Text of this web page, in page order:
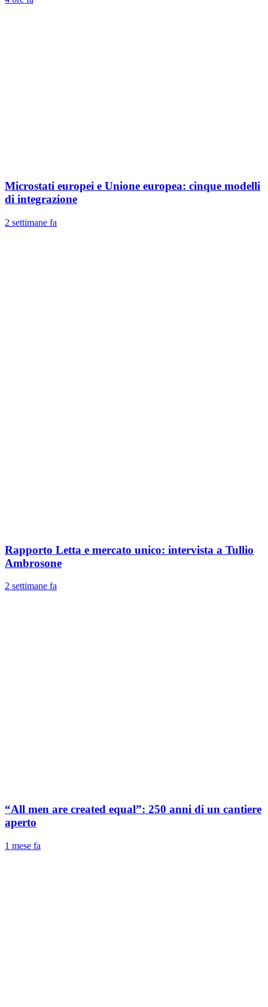
Microstati europei e Unione europea: cinque modelli
di integrazione
2 settimane fa
Rapporto Letta e mercato unico: intervista a Tullio
Ambrosone
2 settimane fa
“All men are created equal”: 250 anni di un cantiere
aperto
1 mese fa